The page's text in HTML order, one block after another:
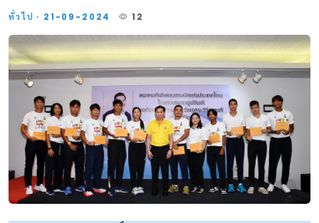
ทั่วไป · 21-09-2024 12